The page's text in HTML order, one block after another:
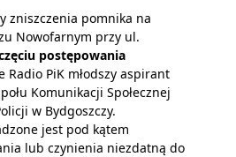
zniszczenia pomnika na
Nowofarnym przy ul.
postępowania
Radio PiK młodszy aspirant
Komunikacji Społecznej
w Bydgoszczy.
jest pod kątem
lub czynienia niezdatną do